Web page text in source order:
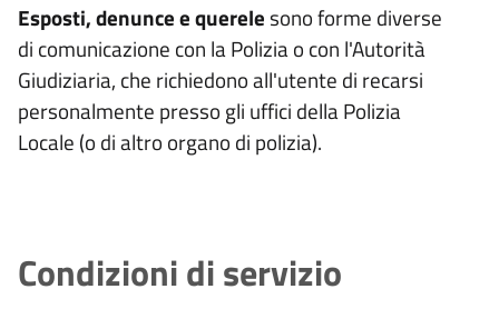
Esposti, denunce e querele sono forme diverse
di comunicazione con la Polizia o con l'Autorità
Giudiziaria, che richiedono all'utente di recarsi
personalmente presso gli uffici della Polizia
Locale (o di altro organo di polizia).
Condizioni di servizio